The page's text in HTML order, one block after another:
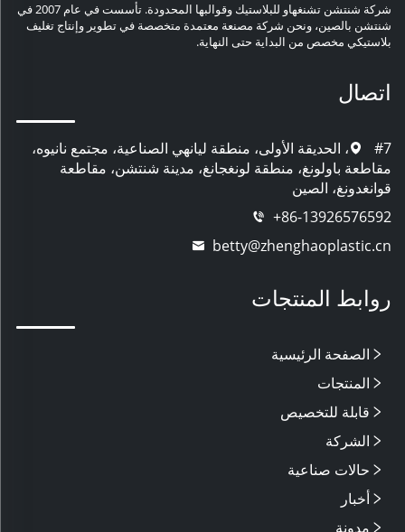
شركة شنتشن تشنغهاو للبلاستيك وقوالبها المحدودة. تأسست في عام 2007 في
شنتشن بالصين، ونحن شركة مصنعة معتمدة متخصصة في تطوير وإنتاج تغليف
بلاستيكي مخصص من البداية حتى النهاية.
اتصال
#7، الحديقة الأولى، منطقة ليانهي الصناعية، مجتمع نانيوه،
مقاطعة باولونغ، منطقة لونغجانغ، مدينة شنتشن، مقاطعة
قوانغدونغ، الصين
+86-13926576592
betty@zhenghaoplastic.cn
روابط المنتجات
الصفحة الرئيسية
المنتجات
قابلة للتخصيص
الشركة
حالات صناعية
أخبار
مدونة